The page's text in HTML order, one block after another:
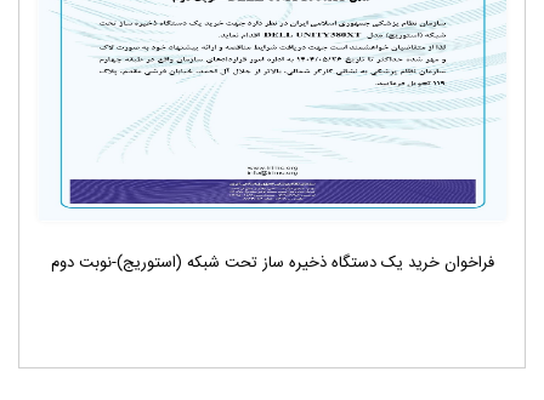
فراخوان خرید یک دستگاه ذخیره ساز تحت شبکه (استوریج)-نوبت دوم